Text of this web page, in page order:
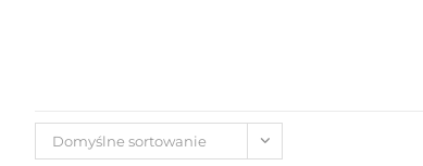
Domyślne sortowanie